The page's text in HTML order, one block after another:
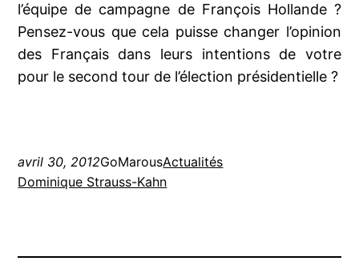
l’équipe de campagne de François Hollande ?
Pensez-vous que cela puisse changer l’opinion
des Français dans leurs intentions de votre
pour le second tour de l’élection présidentielle ?
avril 30, 2012GoMarousActualités
Dominique Strauss-Kahn